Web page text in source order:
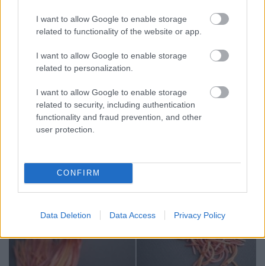
I want to allow Google to enable storage
related to functionality of the website or app.
I want to allow Google to enable storage
related to personalization.
I want to allow Google to enable storage
related to security, including authentication
functionality and fraud prevention, and other
user protection.
CONFIRM
Data Deletion Data Access Privacy Policy